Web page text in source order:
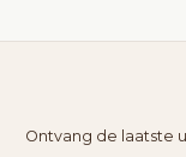
Ontvang de laatste